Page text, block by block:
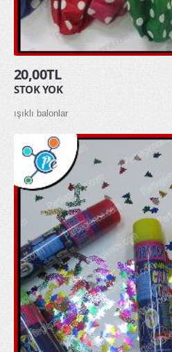
20,00TL
STOK YOK
ışıklı balonlar